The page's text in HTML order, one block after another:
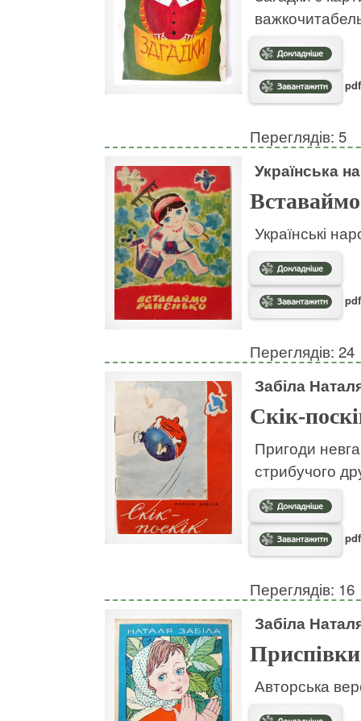
Переглядів: 5
Українська
Українські
Переглядів: 24
Забіла
Скік-
Пригоди
стрибучого
Переглядів: 16
Забіла
Приспівки
Авторська